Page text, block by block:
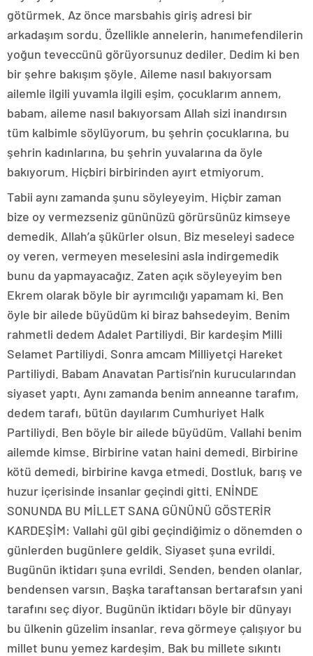
götürmek. Az önce marsbahis giriş adresi bir
arkadaşım sordu. Özellikle annelerin, hanımefendilerin
yoğun teveccünü görüyorsunuz dediler. Dedim ki ben
bir şehre bakışım şöyle. Aileme nasıl bakıyorsam
ailemle ilgili yuvamla ilgili eşim, çocuklarım annem,
babam, aileme nasıl bakıyorsam Allah sizi inandırsın
tüm kalbimle söylüyorum, bu şehrin çocuklarına, bu
şehrin kadınlarına, bu şehrin yuvalarına da öyle
bakıyorum. Hiçbiri birbirinden ayırt etmiyorum.
Tabii aynı zamanda şunu söyleyeyim. Hiçbir zaman
bize oy vermezseniz gününüzü görürsünüz kimseye
demedik. Allah’a şükürler olsun. Biz meseleyi sadece
oy veren, vermeyen meselesini asla indirgemedik
bunu da yapmayacağız. Zaten açık söyleyeyim ben
Ekrem olarak böyle bir ayrımcılığı yapamam ki. Ben
öyle bir ailede büyüdüm ki biraz bahsedeyim. Benim
rahmetli dedem Adalet Partiliydi. Bir kardeşim Milli
Selamet Partiliydi. Sonra amcam Milliyetçi Hareket
Partiliydi. Babam Anavatan Partisi’nin kurucularından
siyaset yaptı. Aynı zamanda benim anneanne tarafım,
dedem tarafı, bütün dayılarım Cumhuriyet Halk
Partiliydi. Ben böyle bir ailede büyüdüm. Vallahi benim
ailemde kimse. Birbirine vatan haini demedi. Birbirine
kötü demedi, birbirine kavga etmedi. Dostluk, barış ve
huzur içerisinde insanlar geçindi gitti. ENİNDE
SONUNDA BU MİLLET SANA GÜNÜNÜ GÖSTERİR
KARDEŞİM: Vallahi gül gibi geçindiğimiz o dönemden o
günlerden bugünlere geldik. Siyaset şuna evrildi.
Bugünün iktidarı şuna evrildi. Senden, benden olanlar,
bendensen varsın. Başka taraftansan bertarafsın yani
tarafını seç diyor. Bugünün iktidarı böyle bir dünyayı
bu ülkenin güzelim insanlar. reva görmeye çalışıyor bu
millet bunu yemez kardeşim. Bak bu millete sıkıntı